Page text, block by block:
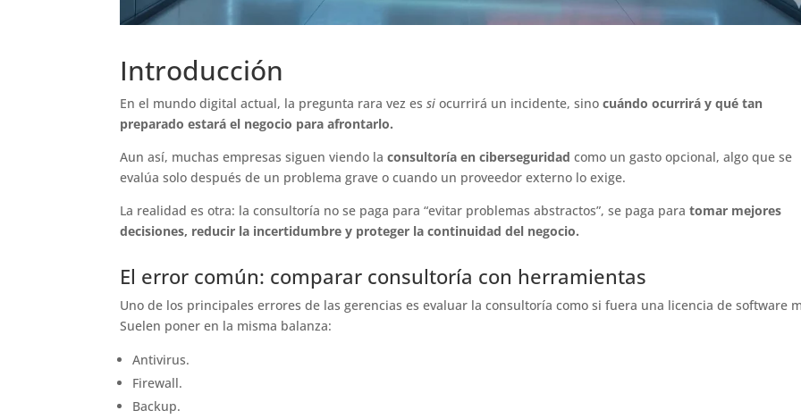
Introducción
En el mundo digital actual, la pregunta rara vez essi ocurrirá un incidente, sinocuándo ocurrirá y qué tan
preparado estará el negocio para afrontarlo.
Aun así, muchas empresas siguen viendo laconsultoría en ciberseguridad como un gasto opcional, algo que se
evalúa solo después de un problema grave o cuando un proveedor externo lo exige.
La realidad es otra: la consultoría no se paga para “evitar problemas abstractos”, se paga paratomar mejores
decisiones, reducir la incertidumbre y proteger la continuidad del negocio.
El error común: comparar consultoría con herramientas
Uno de los principales errores de las gerencias es evaluar la consultoría como si fuera una licencia de software
Suelen poner en la misma balanza:
Antivirus.
Firewall.
Backup.